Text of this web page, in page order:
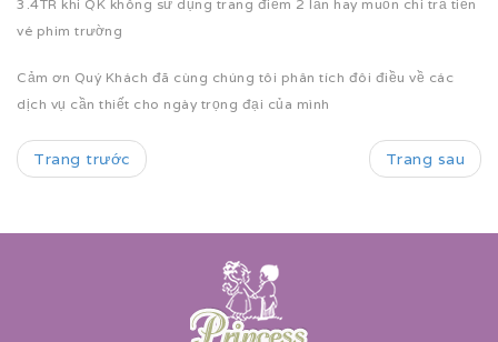
3.4TR khi QK không sử dụng trang điểm 2 lần hay muốn chi trả tiền
vé phim trường
Cảm ơn Quý Khách đã cùng chúng tôi phân tích đôi điều về các
dịch vụ cần thiết cho ngày trọng đại của mình
Trang trước Trang sau